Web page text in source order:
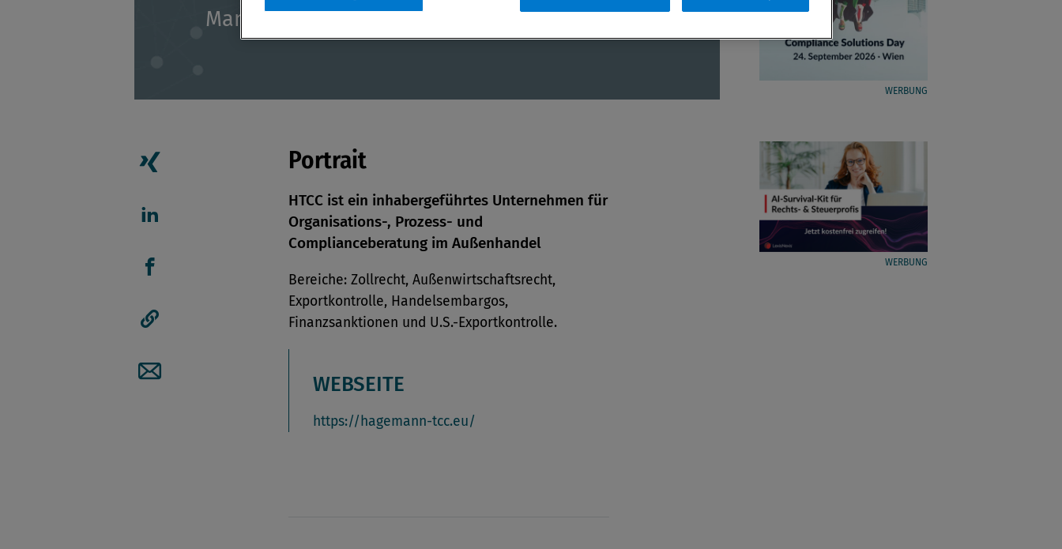
Management Beratung
Artikel auf linkedIn teilen
Artikel auf Facebook teilen
Artikellink kopieren
Artikel per Mail teilen
Portrait
HTCC ist ein inhabergeführtes Unternehmen für
Organisations-, Prozess- und
Complianceberatung im Außenhandel
Bereiche: Zollrecht, Außenwirtschaftsrecht,
Exportkontrolle, Handelsembargos,
Finanzsanktionen und U.S.-Exportkontrolle.
WEBSEITE
https://hagemann-tcc.eu/
WERBUNG
WERBUNG